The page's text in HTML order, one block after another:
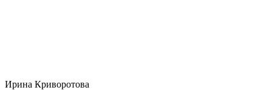
Ирина Криворотова